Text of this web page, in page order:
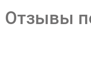
Отзывы